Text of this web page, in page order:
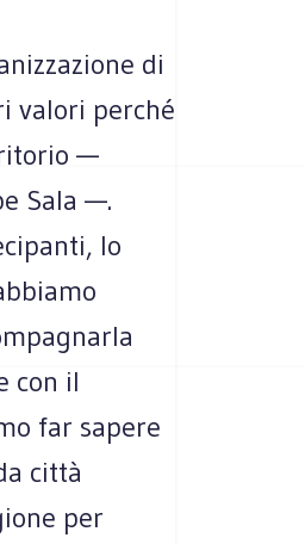
di
valori perché
—
Sala —.
lo
con il
far sapere
città
per